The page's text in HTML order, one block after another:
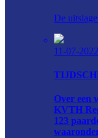
De
11-07-2022
Over een
KVTH
123